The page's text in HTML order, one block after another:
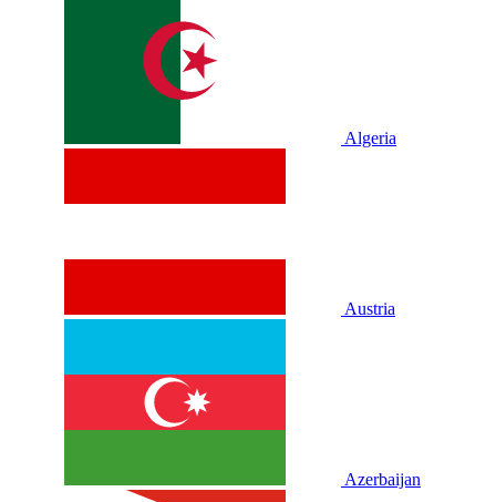
Algeria
Austria
Azerbaijan